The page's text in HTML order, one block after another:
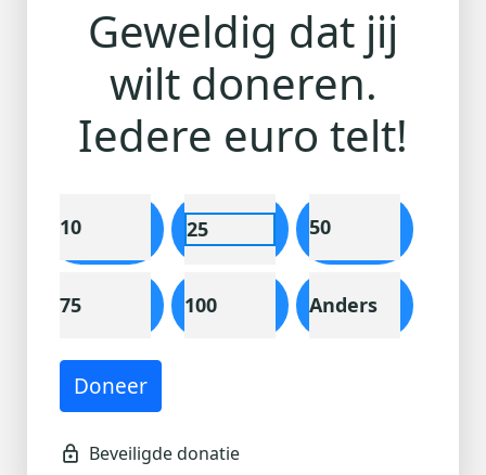
Geweldig dat jij
wilt doneren.
Iedere euro telt!
10 25 50
75 100 Anders
Doneer
Ik doe een anonieme donatie
Individual Organisatie
Voornaam *
Tussenv. Achternaam *
E-mailadres *
(of voer het adres handmatig in)
Toevoeging